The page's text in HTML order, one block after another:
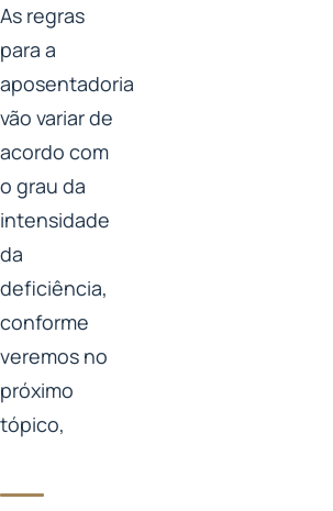
As regras
para a
aposentadoria
vão variar de
acordo com
o grau da
intensidade
da
deficiência,
conforme
veremos no
próximo
tópico,